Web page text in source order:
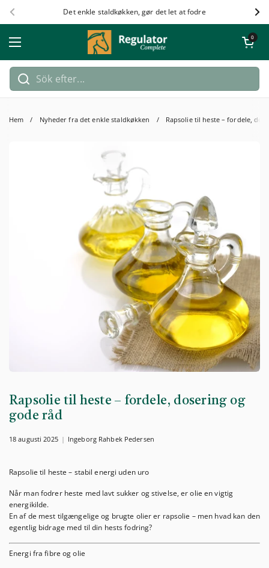
Föregående
Det enkle staldkøkken, gør det let at fodre
Öppna meny
Öppna
0
Hem / Nyheder fra det enkle staldkøkken / Rapsolie til heste – fordele,
Rapsolie til heste – fordele, dosering og
gode råd
18 augusti 2025 Ingeborg Rahbek Pedersen
Rapsolie til heste – stabil energi uden uro
Når man fodrer heste med lavt sukker og stivelse, er olie en vigtig
energikilde.
En af de mest tilgængelige og brugte olier er rapsolie – men hvad kan den
egentlig bidrage med til din hests fodring?
Energi fra fibre og olie